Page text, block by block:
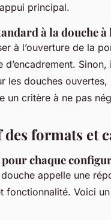
principal.
à la douche
à l’ouverture de la
d’encadrement.
les douches
un critère à ne pas
formats et
chaque
appelle une
fonctionnalité. Voici